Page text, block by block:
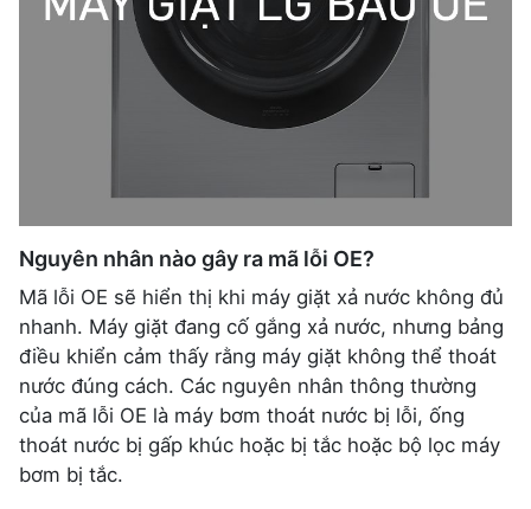
Nguyên nhân nào gây ra mã lỗi OE?
Mã lỗi OE sẽ hiển thị khi máy giặt xả nước không đủ
nhanh. Máy giặt đang cố gắng xả nước, nhưng bảng
điều khiển cảm thấy rằng máy giặt không thể thoát
nước đúng cách. Các nguyên nhân thông thường
của mã lỗi OE là máy bơm thoát nước bị lỗi, ống
thoát nước bị gấp khúc hoặc bị tắc hoặc bộ lọc máy
bơm bị tắc.